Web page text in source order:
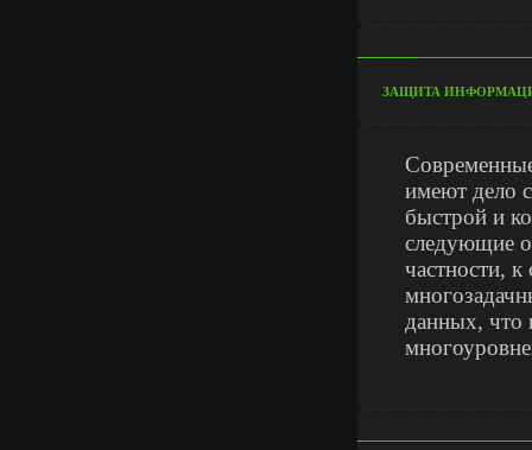
ЗАЩИТА
имеют дело
быстрой и
следующие
частности,
данных, что